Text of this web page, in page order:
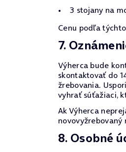
3 stojany na
Cenu podľa
7.
Výherca bude
skontaktovať do
žrebovania.
vyhrať súťažiaci,
Ak Výherca
novovyžrebovaný
8. Osobné